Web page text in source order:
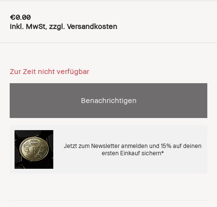
€0.00
inkl. MwSt, zzgl. Versandkosten
Zur Zeit nicht verfügbar
Benachrichtigen
Jetzt zum Newsletter anmelden und 15% auf deinen
ersten Einkauf sichern*